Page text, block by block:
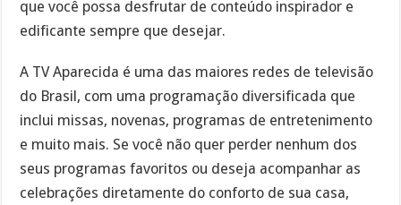
que você possa desfrutar de conteúdo inspirador e
edificante sempre que desejar.
A TV Aparecida é uma das maiores redes de televisão
do Brasil, com uma programação diversificada que
inclui missas, novenas, programas de entretenimento
e muito mais. Se você não quer perder nenhum dos
seus programas favoritos ou deseja acompanhar as
celebrações diretamente do conforto de sua casa,